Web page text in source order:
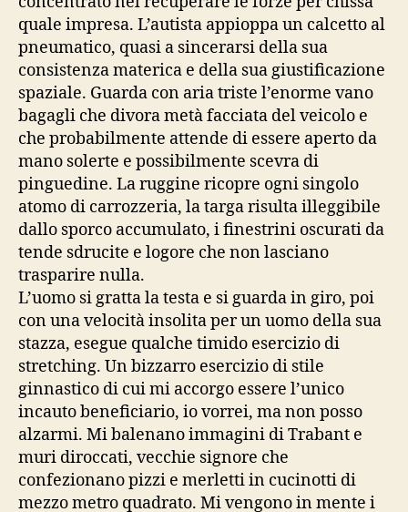
quale impresa. L’autista appioppa un calcetto al
pneumatico, quasi a sincerarsi della sua
consistenza materica e della sua giustificazione
spaziale. Guarda con aria triste l’enorme vano
bagagli che divora metà facciata del veicolo e
che probabilmente attende di essere aperto da
mano solerte e possibilmente scevra di
pinguedine. La ruggine ricopre ogni singolo
atomo di carrozzeria, la targa risulta illeggibile
dallo sporco accumulato, i finestrini oscurati da
tende sdrucite e logore che non lasciano
trasparire nulla.
L’uomo si gratta la testa e si guarda in giro, poi
con una velocità insolita per un uomo della sua
stazza, esegue qualche timido esercizio di
stretching. Un bizzarro esercizio di stile
ginnastico di cui mi accorgo essere l’unico
incauto beneficiario, io vorrei, ma non posso
alzarmi. Mi balenano immagini di Trabant e
muri diroccati, vecchie signore che
confezionano pizzi e merletti in cucinotti di
mezzo metro quadrato. Mi vengono in mente i